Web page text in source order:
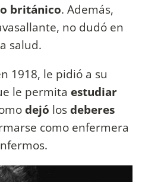
británico. Además,
no dudó en
salud.
1918, le pidió a su
le permita estudiar
dejó losdeberes
como enfermera